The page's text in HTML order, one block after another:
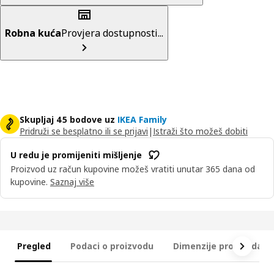
Robna kućaProvjera dostupnosti...
Skupljaj 45 bodove uz IKEA Family
Pridruži se besplatno ili se prijavi | Istraži što možeš dobiti
U redu je promijeniti mišljenje
Proizvod uz račun kupovine možeš vratiti unutar 365 dana od
kupovine. Saznaj više
Pregled Podaci o proizvodu Dimenzije proizvoda